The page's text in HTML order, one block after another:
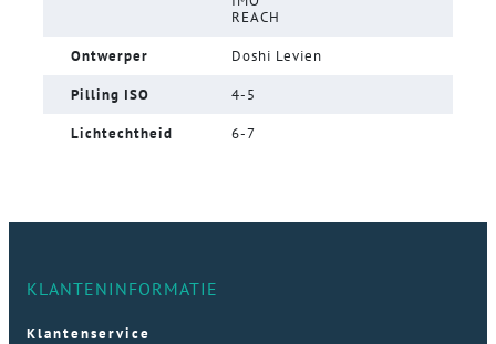
REACH
Ontwerper Doshi Levien
Pilling ISO 4-5
Lichtechtheid 6-7
KLANTENINFORMATIE
Klantenservice